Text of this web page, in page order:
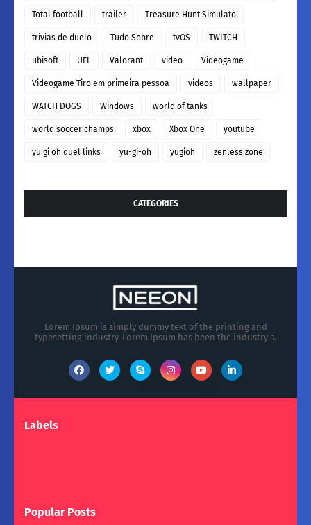
Total football trailer Treasure Hunt Simulato
trivias de duelo Tudo Sobre tvOS TWITCH
ubisoft UFL Valorant video Videogame
Videogame Tiro em primeira pessoa videos wallpaper
WATCH DOGS Windows world of tanks
world soccer champs xbox Xbox One youtube
yu gi oh duel links yu-gi-oh yugioh zenless zone
CATEGORIES
Lorem Ipsum is simply dummy text of the printing and
typesetting industry. Lorem Ipsum has been the industry's.
Labels
Popular Posts